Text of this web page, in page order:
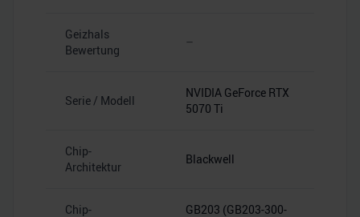
Geizhals
Bewertung
–
Serie / Modell
NVIDIA GeForce RTX
5070 Ti
Chip-
Architektur
Blackwell
Chip-
GB203 (GB203-300-